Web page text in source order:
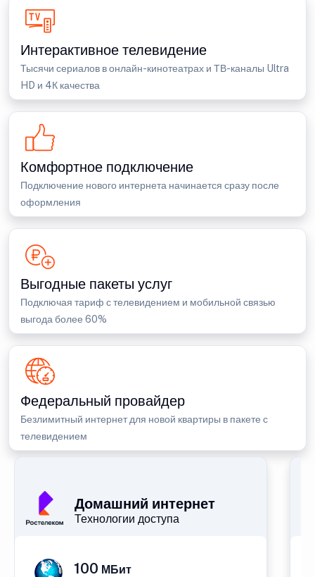
Интерактивное телевидение
Тысячи сериалов в онлайн-кинотеатрах и ТВ-каналы Ultra
HD и 4К качества
Комфортное подключение
Подключение нового интернета начинается сразу после
оформления
Выгодные пакеты услуг
Подключая тариф с телевидением и мобильной связью
выгода более 60%
Федеральный провайдер
Безлимитный интернет для новой квартиры в пакете с
телевидением
Домашний интернет
Технологии доступа
100 МБит